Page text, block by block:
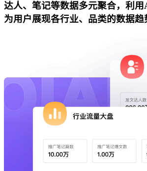
达人、笔记等数据多元聚合，利
为用户展现各行业、品类的数据趋